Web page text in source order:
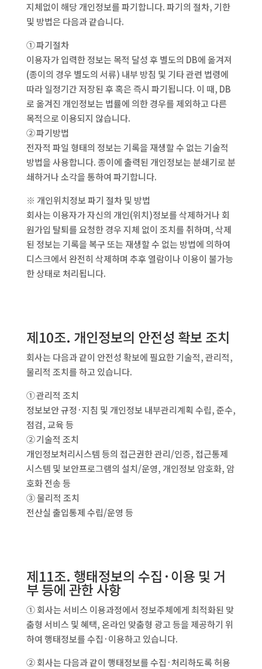
지체없이 해당 개인정보를 파기합니다. 파기의 절차, 기한
및 방법은 다음과 같습니다.
① 파기절차
이용자가 입력한 정보는 목적 달성 후 별도의 DB에 옮겨져
(종이의 경우 별도의 서류) 내부 방침 및 기타 관련 법령에
따라 일정기간 저장된 후 혹은 즉시 파기됩니다. 이 때, DB
로 옮겨진 개인정보는 법률에 의한 경우를 제외하고 다른
목적으로 이용되지 않습니다.
② 파기방법
전자적 파일 형태의 정보는 기록을 재생할 수 없는 기술적
방법을 사용합니다. 종이에 출력된 개인정보는 분쇄기로 분
쇄하거나 소각을 통하여 파기합니다.
※ 개인위치정보 파기 절차 및 방법
회사는 이용자가 자신의 개인(위치)정보를 삭제하거나 회
원가입 탈퇴를 요청한 경우 지체 없이 조치를 취하며, 삭제
된 정보는 기록을 복구 또는 재생할 수 없는 방법에 의하여
디스크에서 완전히 삭제하며 추후 열람이나 이용이 불가능
한 상태로 처리됩니다.
제10조. 개인정보의 안전성 확보 조치
회사는 다음과 같이 안전성 확보에 필요한 기술적, 관리적,
물리적 조치를 하고 있습니다.
① 관리적 조치
정보보안 규정·지침 및 개인정보 내부관리계획 수립, 준수,
점검, 교육 등
② 기술적 조치
개인정보처리시스템 등의 접근권한 관리/인증, 접근통제
시스템 및 보안프로그램의 설치/운영, 개인정보 암호화, 암
호화 전송 등
③ 물리적 조치
전산실 출입통제 수립/운영 등
제11조. 행태정보의 수집·이용 및 거
부 등에 관한 사항
① 회사는 서비스 이용과정에서 정보주체에게 최적화된 맞
춤형 서비스 및 혜택, 온라인 맞춤형 광고 등을 제공하기 위
하여 행태정보를 수집·이용하고 있습니다.
② 회사는 다음과 같이 행태정보를 수집·처리하도록 허용